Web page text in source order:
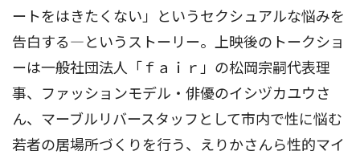
ートをはきたくない」というセクシュアルな悩みを
告白する―というストーリー。上映後のトークショ
ーは一般社団法人「ｆａｉｒ」の松岡宗嗣代表理
事、ファッションモデル・俳優のイシヅカユウさ
ん、マーブルリバースタッフとして市内で性に悩む
若者の居場所づくりを行う、えりかさんら性的マイ